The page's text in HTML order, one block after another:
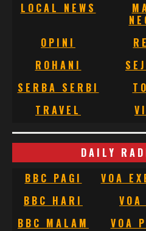
LOCAL NEWS
OPINI
ROHANI
SERBA SERBI
TRAVEL
DAILY
BBC PAGI
VOA
BBC HARI
VOA
BBC MALAM
VOA